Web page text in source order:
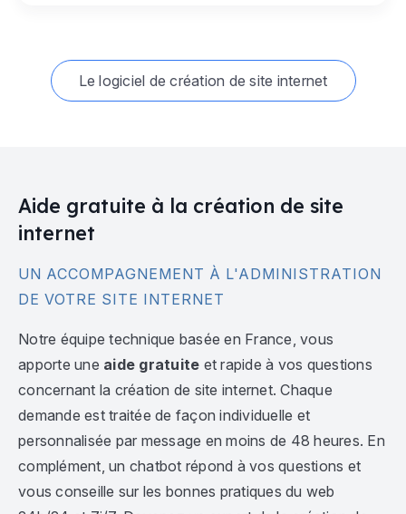
Le logiciel de création de site internet
Aide gratuite à la création de site
internet
UN ACCOMPAGNEMENT À L'ADMINISTRATION
DE VOTRE SITE INTERNET
Notre équipe technique basée en France, vous
apporte une aide gratuite et rapide à vos questions
concernant la création de site internet. Chaque
demande est traitée de façon individuelle et
personnalisée par message en moins de 48 heures. En
complément, un chatbot répond à vos questions et
vous conseille sur les bonnes pratiques du web